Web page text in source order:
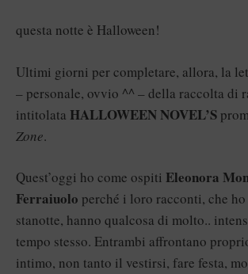
questa notte è Halloween!
Ultimi giorni per completare, allora, la
– personale, ovvio ^^ – della raccolta di
intitolata HALLOWEEN NOVEL’S
Zone.
Quest’oggi ho come ospiti Eleonora
Ferraiuolo perché i loro racconti, che
stanotte, hanno qualcosa di molto..
tempo stesso. Entrambi affrontano
intimo, non tanto il vestirsi, fare festa,